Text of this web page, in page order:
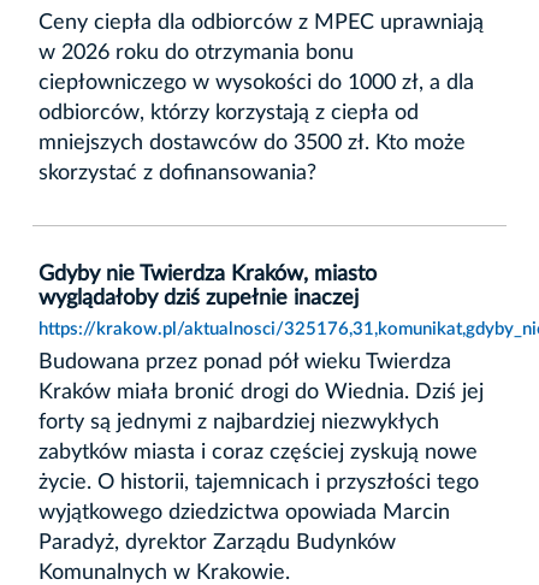
Ceny ciepła dla odbiorców z MPEC uprawniają
w 2026 roku do otrzymania bonu
ciepłowniczego w wysokości do 1000 zł, a dla
odbiorców, którzy korzystają z ciepła od
mniejszych dostawców do 3500 zł. Kto może
skorzystać z dofinansowania?
Gdyby nie Twierdza Kraków, miasto
wyglądałoby dziś zupełnie inaczej
https://krakow.pl/aktualnosci/
Budowana przez ponad pół wieku Twierdza
Kraków miała bronić drogi do Wiednia. Dziś jej
forty są jednymi z najbardziej niezwykłych
zabytków miasta i coraz częściej zyskują nowe
życie. O historii, tajemnicach i przyszłości tego
wyjątkowego dziedzictwa opowiada Marcin
Paradyż, dyrektor Zarządu Budynków
Komunalnych w Krakowie.